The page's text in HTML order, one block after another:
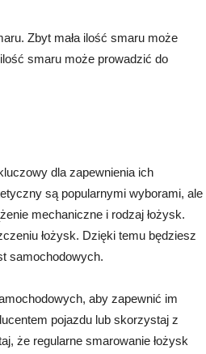
Zbyt mała ilość smaru może
smaru może prowadzić do
dla zapewnienia ich
są popularnymi wyborami, ale
mechaniczne i rodzaj łożysk.
łożysk. Dzięki temu będziesz
samochodowych.
aby zapewnić im
pojazdu lub skorzystaj z
że regularne smarowanie łożysk